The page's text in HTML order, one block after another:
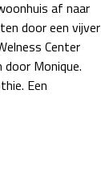
af naar
door een vijver
Center
Monique.
Een